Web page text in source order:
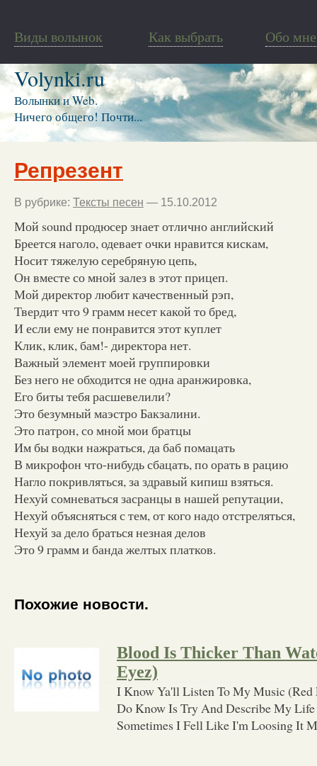
Виды волынок Как выбрать Обо мне
Volynki.ru
Волынки и Web.
Ничего общего! Почти...
Репрезент
В рубрике: Тексты песен — 15.10.2012
Мой sound продюсер знает отлично английский
Бреется наголо, одевает очки нравится кискам,
Носит тяжелую серебряную цепь,
Он вместе со мной залез в этот прицеп.
Мой директор любит качественный рэп,
Твердит что 9 грамм несет какой то бред,
И если ему не понравится этот куплет
Клик, клик, бам!- директора нет.
Важный элемент моей группировки
Без него не обходится не одна аранжировка,
Его биты тебя расшевелили?
Это безумный маэстро Бакзалини.
Это патрон, со мной мои братцы
Им бы водки нажраться, да баб помацать
В микрофон что-нибудь сбацать, по орать в рацию
Нагло покривляться, за здравый кипиш взяться.
Нехуй сомневаться засранцы в нашей репутации,
Нехуй объясняться с тем, от кого надо отстреляться,
Нехуй за дело браться незная делов
Это 9 грамм и банда желтых платков.
Похожие новости.
Blood Is Thicker Than
Eyez)
I Know Ya'll Listen To My Music (Red
Do Know Is Try And Describe My
Sometimes I Fell Like I'm Loosing It